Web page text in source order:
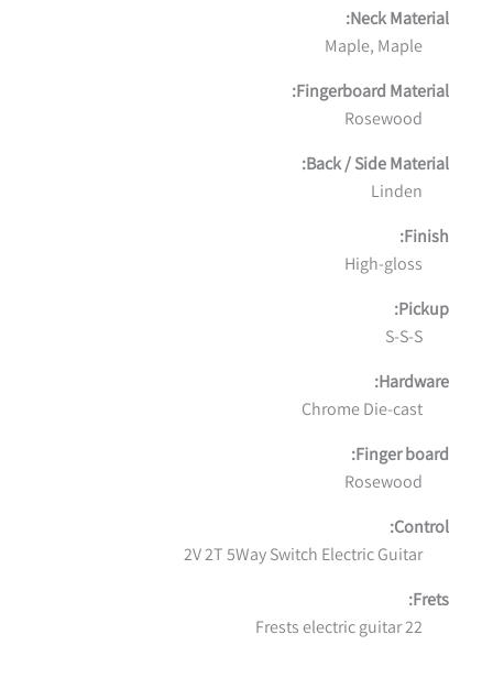
Neck Material:
Maple, Maple
Fingerboard Material:
Rosewood
Back / Side Material:
Linden
Finish:
High-gloss
Pickup:
S-S-S
Hardware:
Chrome Die-cast
Finger board:
Rosewood
Control:
2V 2T 5Way Switch Electric Guitar
Frets:
22 Frests electric guitar